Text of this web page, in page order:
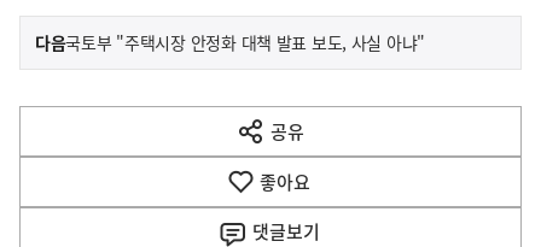
이
전
다
음
다음기
사
국토부 "주택시장 안정화 대책 발표 보도, 사실 아냐"
공유
열
기
좋아요
댓글보기